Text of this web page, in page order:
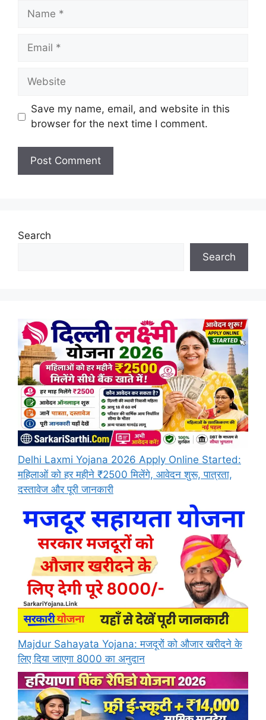
Name
Email
Website
Save my name, email, and website in this
browser for the next time I comment.
Search
Search
Delhi Laxmi Yojana 2026 Apply Online Started:
महिलाओं को हर महीने ₹2500 मिलेंगे, आवेदन शुरू, पात्रता,
दस्तावेज और पूरी जानकारी
Majdur Sahayata Yojana: मजदूरों को औजार खरीदने के
लिए दिया जाएगा 8000 का अनुदान